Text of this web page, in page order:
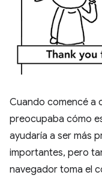
Cuando comencé a
preocupaba cómo
ayudaría a ser más
importantes, pero
navegador toma el